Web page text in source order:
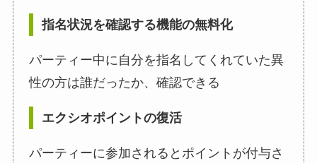
指名状況を確認する機能の無料化
パーティー中に自分を指名してくれていた異
性の方は誰だったか、確認できる
エクシオポイントの復活
パーティーに参加されるとポイントが付与さ